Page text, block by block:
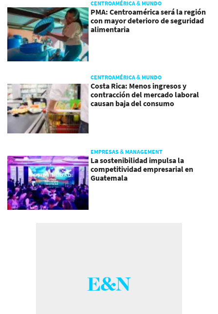
CENTROAMÉRICA & MUNDO
PMA: Centroamérica será la región
con mayor deterioro de seguridad
alimentaria
CENTROAMÉRICA & MUNDO
Costa Rica: Menos ingresos y
contracción del mercado laboral
causan baja del consumo
EMPRESAS & MANAGEMENT
La sostenibilidad impulsa la
competitividad empresarial en
Guatemala